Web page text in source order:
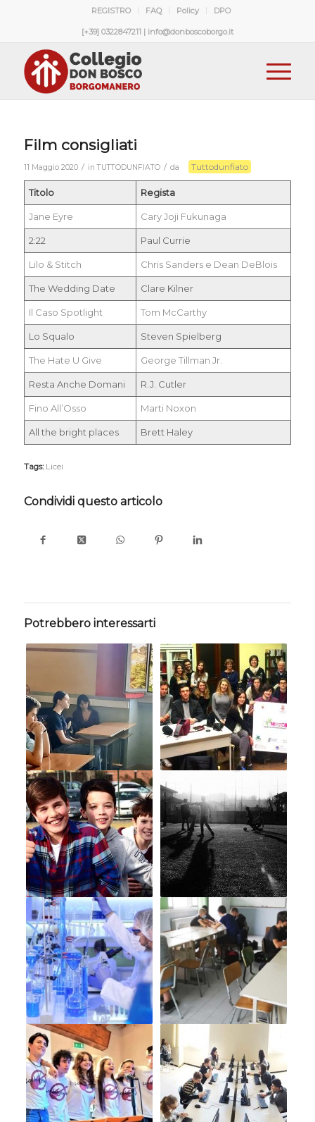
REGISTRO FAQ Policy DPO
[+39] 0322847211 | info@donboscoborgo.it
Film consigliati
11 Maggio 2020 / inTUTTODUNFIATO / da Tuttodunfiato
Titolo Regista
Jane Eyre Cary Joji Fukunaga
2:22 Paul Currie
Lilo & Stitch Chris Sanders e Dean DeBlois
The Wedding Date Clare Kilner
Il Caso Spotlight Tom McCarthy
Lo Squalo Steven Spielberg
The Hate U Give George Tillman Jr.
Resta Anche Domani R.J. Cutler
Fino All’Osso Marti Noxon
All the bright places Brett Haley
Tags: Licei
Condividi questo articolo
Potrebbero interessarti